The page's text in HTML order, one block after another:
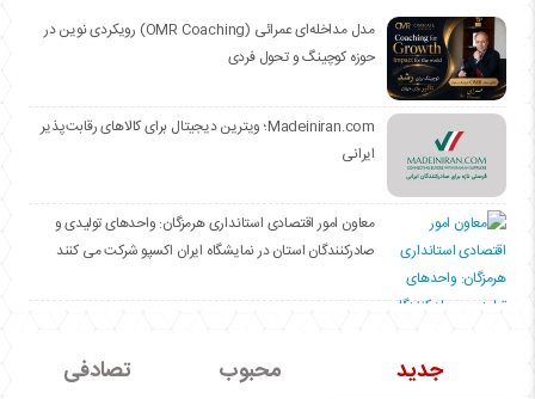
مدل مداخله‌ای عمرائی (OMR Coaching) رویکردی نوین در
حوزه کوچینگ و تحول فردی
Madeiniran.com؛ ویترین دیجیتال برای کالاهای رقابت‌پذیر
ایرانی
معاون امور اقتصادی استانداری هرمزگان: واحدهای تولیدی و
صادرکنندگان استان در نمایشگاه ایران اکسپو شرکت می کنند
جدید محبوب تصادفی